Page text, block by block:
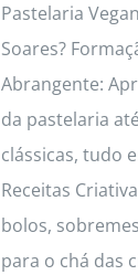
the
page
Pastelaria
Soares?
Abrangente:
da pastelaria
clássicas, tudo
Receitas
bolos,
para o chá das